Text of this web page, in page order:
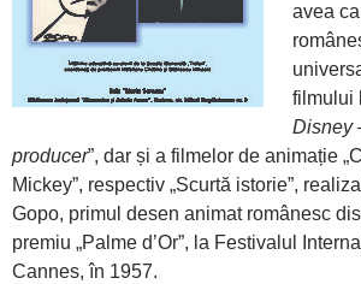
avea
filmului
Disney
producer”, dar și a filmelor de animație
Mickey”, respectiv „Scurtă istorie”,
Gopo, primul desen animat românesc
premiu „Palme d’Or”, la Festivalul
Cannes, în 1957.